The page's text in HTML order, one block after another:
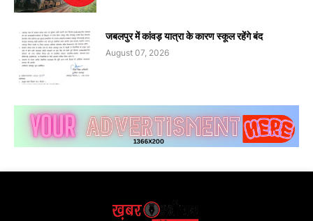
जबलपुर में कांवड़ यात्रा के कारण स्कूल रहेंगे बंद
August 07, 2026